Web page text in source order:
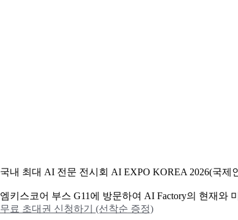
국내 최대 AI 전문 전시회 AI EXPO KOREA 2026(국
엠키스코어 부스 G11에 방문하여 AI Factory의 현재와
무료 초대권 신청하기 (선착순 증정)